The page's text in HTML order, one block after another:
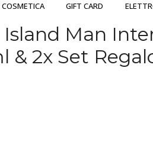
COSMETICA GIFT CARD
Island Man
& 2x Set